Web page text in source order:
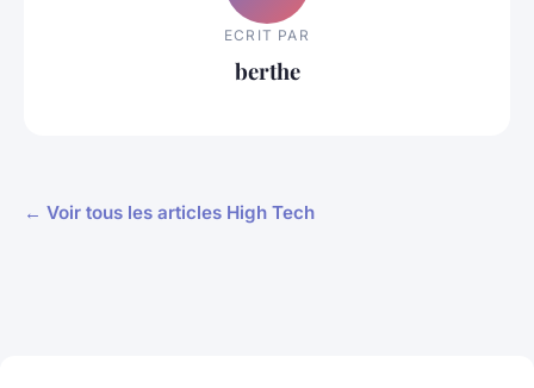
ECRIT PAR
berthe
← Voir tous les articles High Tech